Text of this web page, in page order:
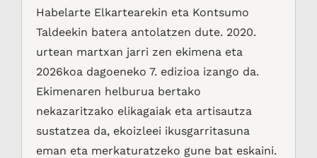
Habelarte Elkartearekin eta Kontsumo
Taldeekin batera antolatzen dute. 2020.
urtean martxan jarri zen ekimena eta
2026koa dagoeneko 7. edizioa izango da.
Ekimenaren helburua bertako
nekazaritzako elikagaiak eta artisautza
sustatzea da, ekoizleei ikusgarritasuna
eman eta merkaturatzeko gune bat eskaini.